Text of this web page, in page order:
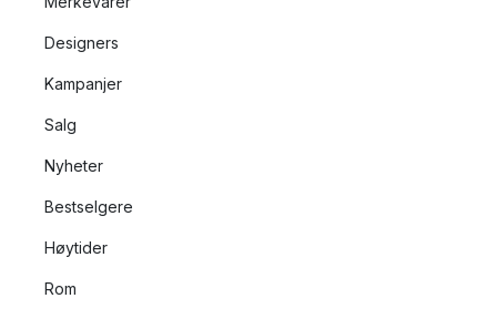
Designers
Kampanjer
Salg
Nyheter
Bestselgere
Høytider
Rom